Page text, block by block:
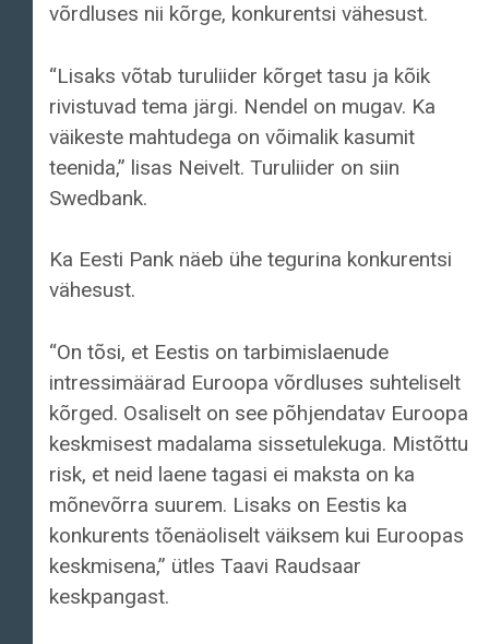
võrdluses nii kõrge, konkurentsi vähesust.
“Lisaks võtab turuliider kõrget tasu ja kõik
rivistuvad tema järgi. Nendel on mugav. Ka
väikeste mahtudega on võimalik kasumit
teenida,” lisas Neivelt. Turuliider on siin
Swedbank.
Ka Eesti Pank näeb ühe tegurina konkurentsi
vähesust.
“On tõsi, et Eestis on tarbimislaenude
intressimäärad Euroopa võrdluses suhteliselt
kõrged. Osaliselt on see põhjendatav Euroopa
keskmisest madalama sissetulekuga. Mistõttu
risk, et neid laene tagasi ei maksta on ka
mõnevõrra suurem. Lisaks on Eestis ka
konkurents tõenäoliselt väiksem kui Euroopas
keskmisena,” ütles Taavi Raudsaar
keskpangast.